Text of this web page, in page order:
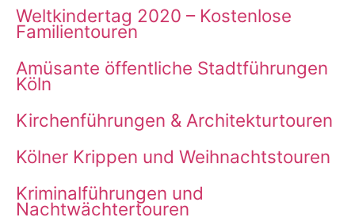
Weltkindertag 2020 – Kostenlose
Familientouren
Amüsante öffentliche Stadtführungen
Köln
Kirchenführungen & Architekturtouren
Kölner Krippen und Weihnachtstouren
Kriminalführungen und
Nachtwächtertouren